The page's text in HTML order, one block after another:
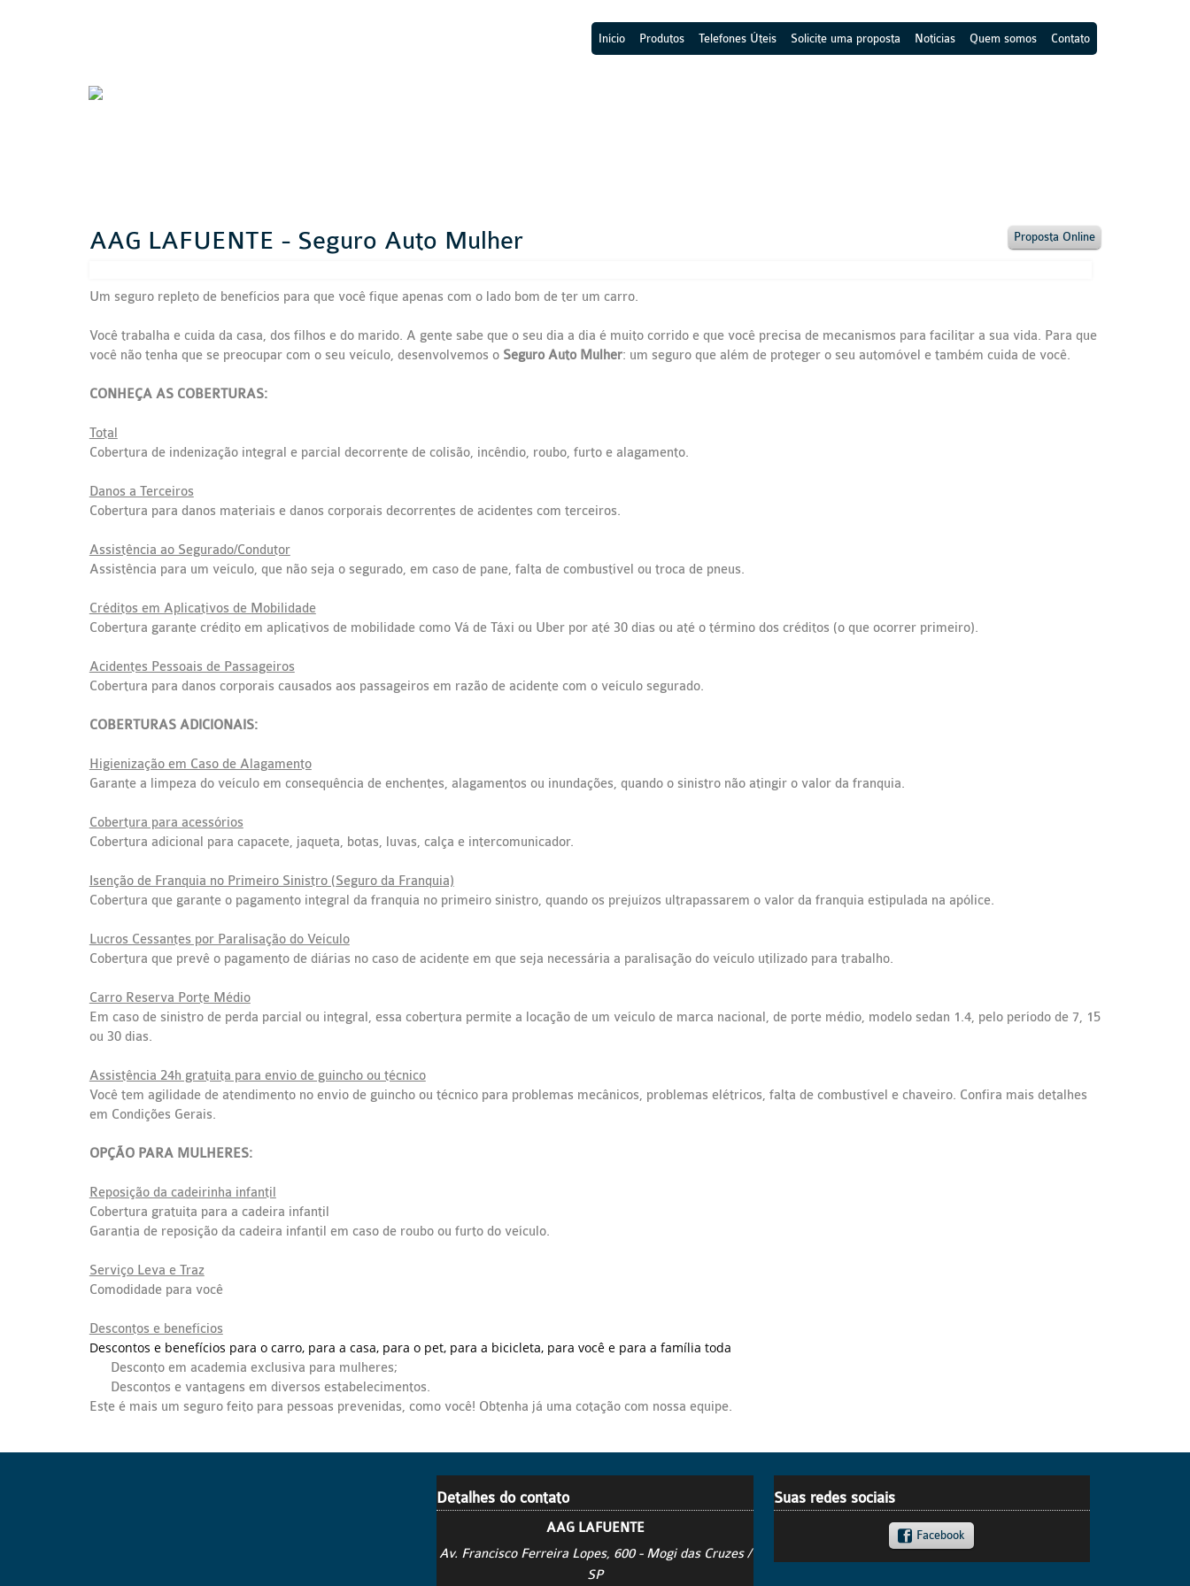
Início Produtos Telefones Úteis Solicite uma proposta Notícias Quem somos Contato
Proposta Online
AAG LAFUENTE - Seguro Auto Mulher
Um seguro repleto de benefícios para que você fique apenas com o lado bom de ter um carro.
Você trabalha e cuida da casa, dos filhos e do marido. A gente sabe que o seu dia a dia é muito corrido e que você precisa de mecanismos para facilitar a sua vida. Para que
você não tenha que se preocupar com o seu veículo, desenvolvemos o Seguro Auto Mulher: um seguro que além de proteger o seu automóvel e também cuida de você.
CONHEÇA AS COBERTURAS:
Total
Cobertura de indenização integral e parcial decorrente de colisão, incêndio, roubo, furto e alagamento.
Danos a Terceiros
Cobertura para danos materiais e danos corporais decorrentes de acidentes com terceiros.
Assistência ao Segurado/Condutor
Assistência para um veículo, que não seja o segurado, em caso de pane, falta de combustível ou troca de pneus.
Créditos em Aplicativos de Mobilidade
Cobertura garante crédito em aplicativos de mobilidade como Vá de Táxi ou Uber por até 30 dias ou até o término dos créditos (o que ocorrer primeiro).
Acidentes Pessoais de Passageiros
Cobertura para danos corporais causados aos passageiros em razão de acidente com o veículo segurado.
COBERTURAS ADICIONAIS:
Higienização em Caso de Alagamento
Garante a limpeza do veículo em consequência de enchentes, alagamentos ou inundações, quando o sinistro não atingir o valor da franquia.
Cobertura para acessórios​
Cobertura adicional para capacete, jaqueta, botas, luvas, calça e intercomunicador.
Isenção de Franquia no Primeiro Sinistro (Seguro da Franquia)
Cobertura que garante o pagamento integral da franquia no primeiro sinistro, quando os prejuízos ultrapassarem o valor da franquia estipulada na apólice.
Lucros Cessantes por Paralisação do Veículo
Cobertura que prevê o pagamento de diárias no caso de acidente em que seja necessária a paralisação do veículo utilizado para trabalho.
Carro Reserva Porte Médio
Em caso de sinistro de perda parcial ou integral, essa cobertura permite a locação de um veículo de marca nacional, de porte médio, modelo sedan 1.4, pelo período de 7, 15
ou 30 dias.
Assistência 24h gratuita para envio de guincho ou técnico
Você tem agilidade de atendimento no envio de guincho ou técnico para problemas mecânicos, problemas elétricos, falta de combustível e chaveiro. Confira mais detalhes
em Condições Gerais.
OPÇÃO PARA MULHERES:
Reposição da cadeirinha infantil
Cobertura gratuita para a cadeira infantil
Garantia de reposição da cadeira infantil em caso de roubo ou furto do veículo.
Serviço Leva e Traz
Comodidade para você
Descontos e benefícios
Descontos e benefícios para o carro, para a casa, para o pet, para a bicicleta, para você e para a família toda
Desconto em academia exclusiva para mulheres;
Descontos e vantagens em diversos estabelecimentos.
Este é mais um seguro feito para pessoas prevenidas, como você! Obtenha já uma cotação com nossa equipe.
Detalhes do contato
AAG LAFUENTE
Av. Francisco Ferreira Lopes, 600 - Mogi das Cruzes /
SP
Suas redes sociais
Facebook